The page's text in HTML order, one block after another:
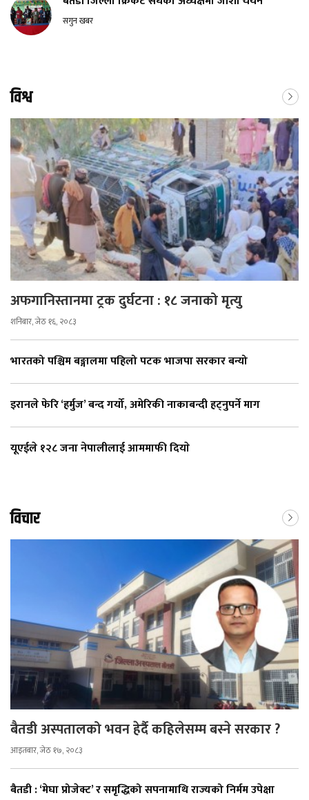
सगुन खबर
विश्व
अफगानिस्तानमा ट्रक दुर्घटना : १८ जनाको मृत्यु
शनिबार, जेठ १६, २०८३
भारतको पश्चिम बङ्गालमा पहिलो पटक भाजपा सरकार बन्यो
इरानले फेरि ‘हर्मुज’ बन्द गर्यो, अमेरिकी नाकाबन्दी हट्नुपर्ने माग
यूएईले १२८ जना नेपालीलाई आममाफी दियाे
विचार
बैतडी अस्पतालको भवन हेर्दै कहिलेसम्म बस्ने सरकार ?
आइतबार, जेठ १७, २०८३
बैतडी : ‘मेघा प्रोजेक्ट’ र समृद्धिको सपनामाथि राज्यको निर्मम उपेक्षा